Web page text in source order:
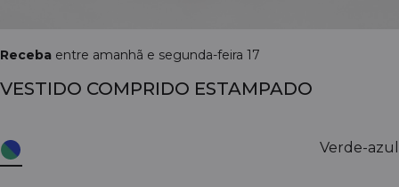
Receba entre amanhã e segunda-feira 17
VESTIDO COMPRIDO ESTAMPADO
Verde-azul